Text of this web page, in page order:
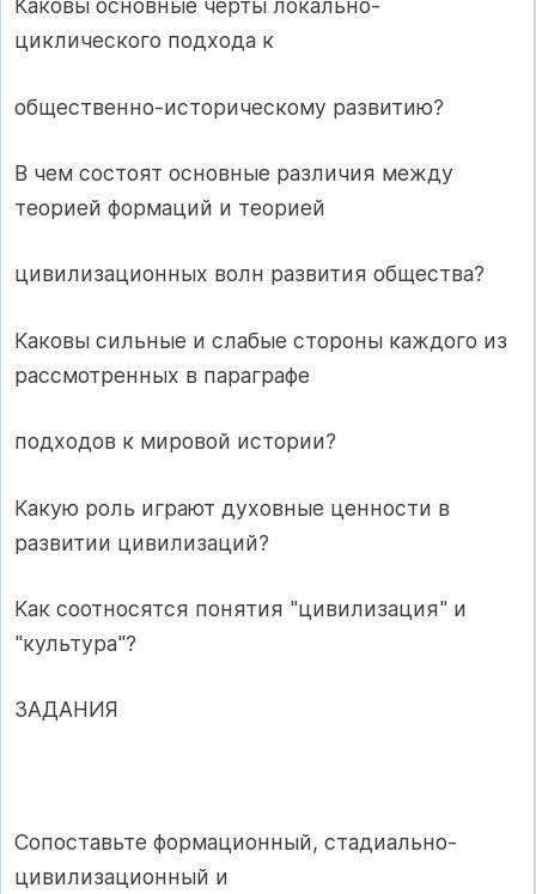
Каковы основные черты локально-
циклического подхода к
общественно-историческому развитию?
В чем состоят основные различия между
теорией формаций и теорией
цивилизационных волн развития общества?
Каковы сильные и слабые стороны каждого из
рассмотренных в параграфе
подходов к мировой истории?
Какую роль играют духовные ценности в
развитии цивилизаций?
Как соотносятся понятия "цивилизация" и
"культура"?
ЗАДАНИЯ
Сопоставьте формационный, стадиально-
цивилизационный и